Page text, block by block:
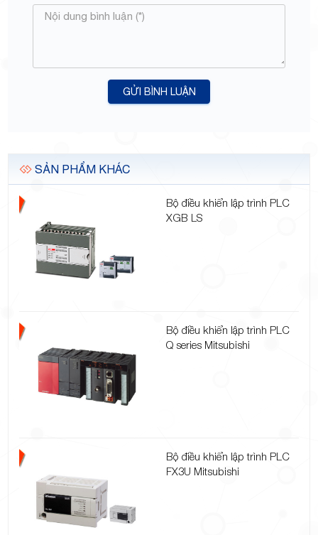
GỬI BÌNH LUẬN
SẢN PHẨM KHÁC
Bộ điều khiển lập trình PLC
XGB LS
Bộ điều khiển lập trình PLC
Q series Mitsubishi
Bộ điều khiển lập trình PLC
FX3U Mitsubishi